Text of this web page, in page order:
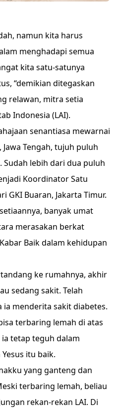
namun kita harus
menghadapi semua
kita satu-satunya
“demikian ditegaskan
relawan, mitra setia
Indonesia (LAI).
senantiasa mewarnai
Tengah, tujuh puluh
lebih dari dua puluh
Koordinator Satu
GKI Buaran, Jakarta Timur.
banyak umat
merasakan berkat
Baik dalam kehidupan
ke rumahnya, akhir
sedang sakit. Telah
ia menderita sakit diabetes.
terbaring lemah di atas
tetap teguh dalam
itu baik.
yang ganteng dan
terbaring lemah, beliau
rekan-rekan LAI. Di